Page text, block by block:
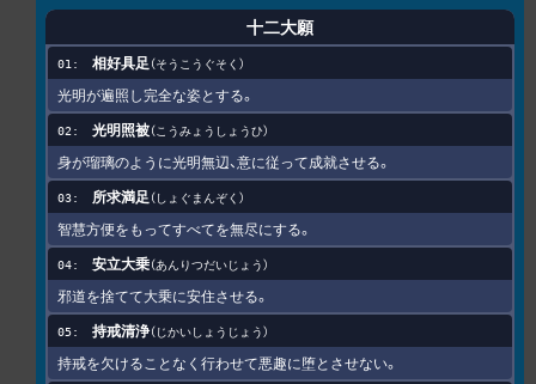
十二大願
相好具足 そうこうぐそく
光明が遍照し完全な姿とする。
光明照被 こうみょうしょうひ
身が瑠璃のように光明無辺、意に従って成就させる。
所求満足 しょぐまんぞく
智慧方便をもってすべてを無尽にする。
安立大乗 あんりつだいじょう
邪道を捨てて大乗に安住させる。
持戒清浄 じかいしょうじょう
持戒を欠けることなく行わせて悪趣に堕とさせない。